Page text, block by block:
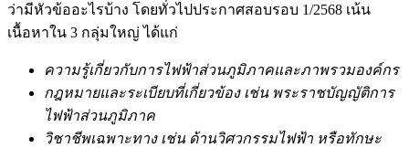
ว่ามีหัวข้ออะไรบ้าง โดยทั่วไปประกาศสอบรอบ 1/2568 เน้น
เนื้อหาใน 3 กลุ่มใหญ่ ได้แก่
ความรู้เกี่ยวกับการไฟฟ้าส่วนภูมิภาคและภาพรวมองค์กร
กฎหมายและระเบียบที่เกี่ยวข้อง เช่น พระราชบัญญัติการ
ไฟฟ้าส่วนภูมิภาค
วิชาชีพเฉพาะทาง เช่น ด้านวิศวกรรมไฟฟ้า หรือทักษะ